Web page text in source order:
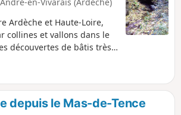
Ardèche et Haute-Loire,
collines et vallons dans le
découvertes de bâtis très
depuis le Mas-de-Tence